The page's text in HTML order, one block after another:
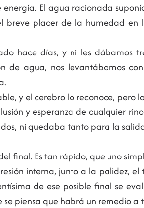
El agua racionada
breve placer de la humedad en
hace días, y ni les dábamos
de agua, nos levantábamos
y el cerebro lo reconoce, pero
y esperanza de cualquier
ni quedaba tanto para la
final. Es tan rápido, que uno
interna, junto a la palidez, el
de ese posible final se
piensa que habrá un remedio a